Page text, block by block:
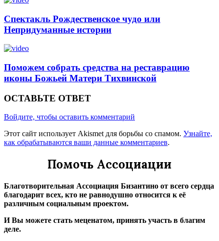
Спектакль Рождественское чудо или
Непридуманные истории
Поможем собрать средства на реставрацию
иконы Божьей Матери Тихвинской
ОСТАВЬТЕ ОТВЕТ
Войдите, чтобы оставить комментарий
Этот сайт использует Akismet для борьбы со спамом. Узнайте,
как обрабатываются ваши данные комментариев.
Помочь Ассоциации
Благотворительная Ассоциация Бизантино от всего сердца
благодарит всех, кто не равнодушно относится к её
различным социальным проектом.
И Вы можете стать меценатом, принять участь в благим
деле.